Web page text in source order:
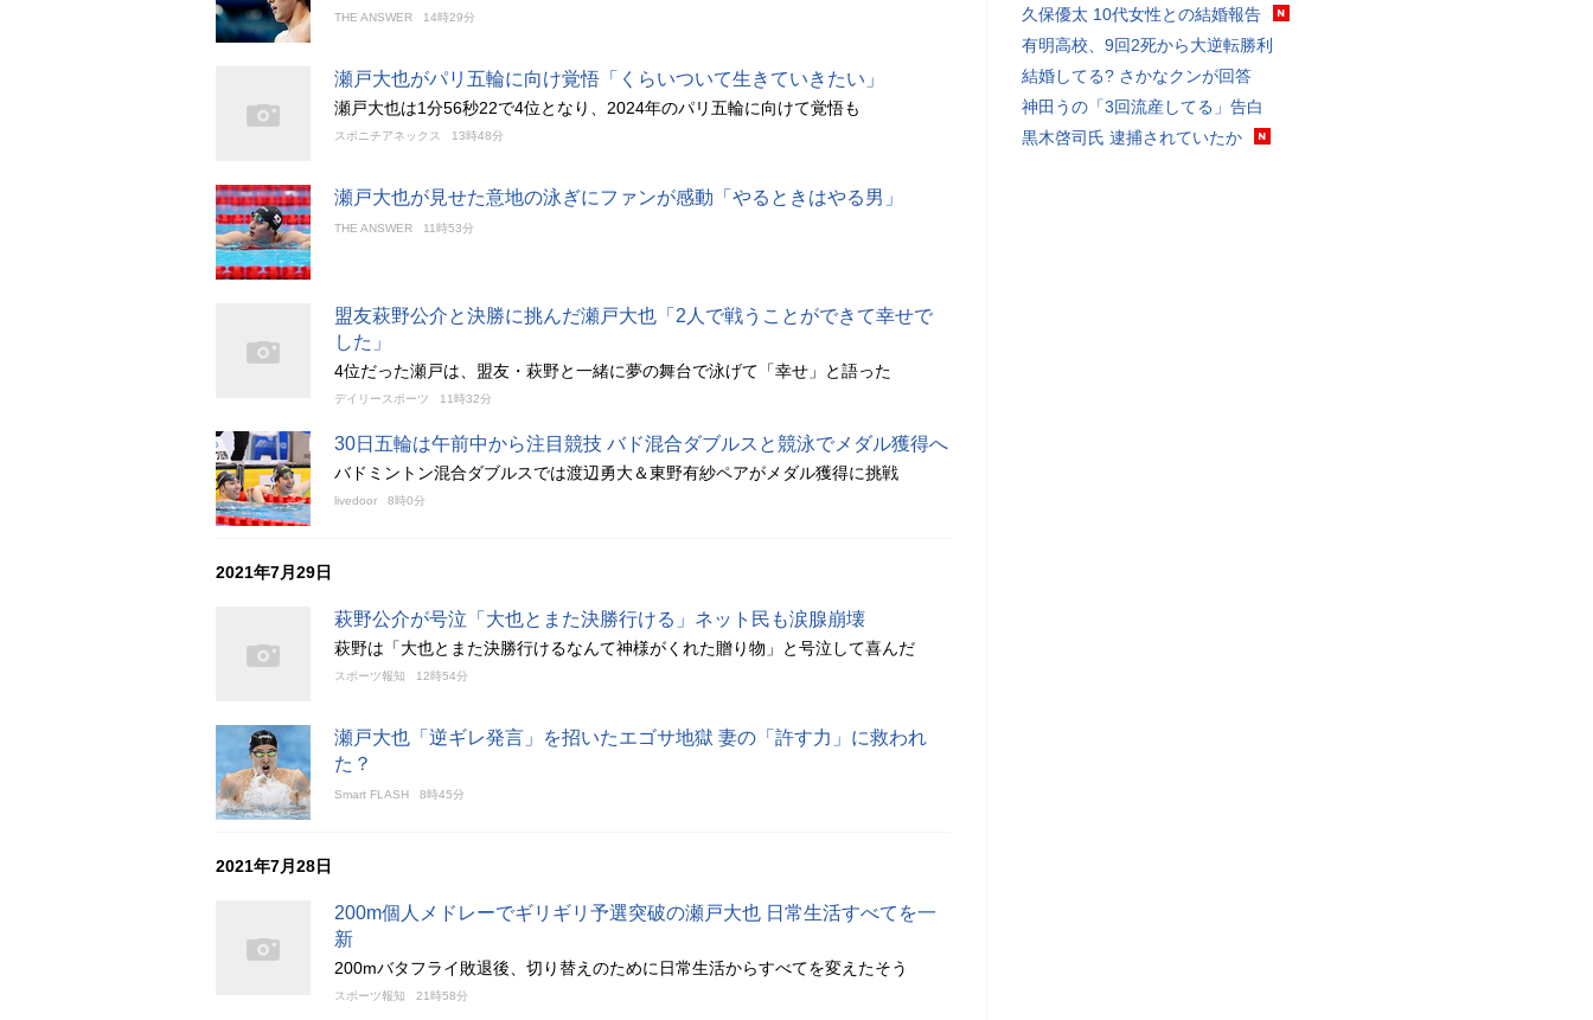
THE ANSWER 14時29分
瀬戸大也がパリ五輪に向け覚悟「くらいついて生きていきたい」
瀬戸大也は1分56秒22で4位となり、2024年のパリ五輪に向けて覚悟も
スポニチアネックス 13時48分
瀬戸大也が見せた意地の泳ぎにファンが感動「やるときはやる男」
THE ANSWER 11時53分
盟友萩野公介と決勝に挑んだ瀬戸大也「2人で戦うことができて幸せで
した」
4位だった瀬戸は、盟友・萩野と一緒に夢の舞台で泳げて「幸せ」と語った
デイリースポーツ 11時32分
30日五輪は午前中から注目競技 バド混合ダブルスと競泳でメダル獲得へ
バドミントン混合ダブルスでは渡辺勇大＆東野有紗ペアがメダル獲得に挑戦
livedoor 8時0分
2021年7月29日
萩野公介が号泣「大也とまた決勝行ける」ネット民も涙腺崩壊
萩野は「大也とまた決勝行けるなんて神様がくれた贈り物」と号泣して喜んだ
スポーツ報知 12時54分
瀬戸大也「逆ギレ発言」を招いたエゴサ地獄 妻の「許す力」に救われ
た？
Smart FLASH 8時45分
2021年7月28日
200m個人メドレーでギリギリ予選突破の瀬戸大也 日常生活すべてを一
新
200mバタフライ敗退後、切り替えのために日常生活からすべてを変えたそう
スポーツ報知 21時58分
久保優太 10代女性との結婚報告
有明高校、9回2死から大逆転勝利
結婚してる? さかなクンが回答
神田うの「3回流産してる」告白
黒木啓司氏 逮捕されていたか